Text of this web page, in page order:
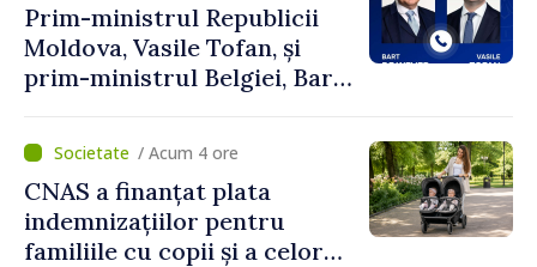
Prim-ministrul Republicii
Moldova, Vasile Tofan, și
prim-ministrul Belgiei, Bart
despre parcursul european
al Republicii Moldova.
/ Acum 4 ore
CNAS a finanțat plata
indemnizațiilor pentru
familiile cu copii și a celor